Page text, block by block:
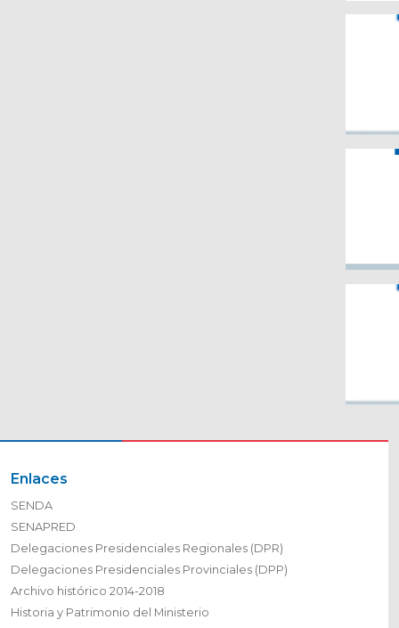
Enlaces
SENDA
SENAPRED
Delegaciones Presidenciales Regionales (DPR)
Delegaciones Presidenciales Provinciales (DPP)